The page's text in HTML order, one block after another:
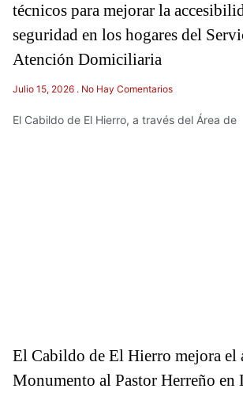
técnicos para mejorar la
seguridad en los hogares del
Atención Domiciliaria
Julio 15, 2026 No Hay Comentarios
El Cabildo de El Hierro, a través del Área de
El Cabildo de El Hierro mejora el
Monumento al Pastor Herreño en